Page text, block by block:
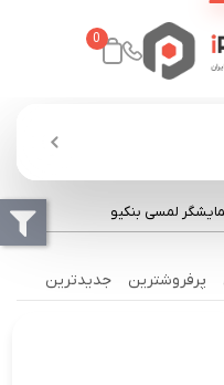
0
لمسی بنکیو
پرفروشترین جدیدترین